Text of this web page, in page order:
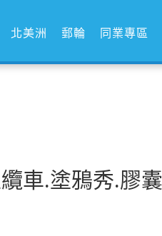
北美洲 郵輪 同業專區
車.塗鴉秀.膠